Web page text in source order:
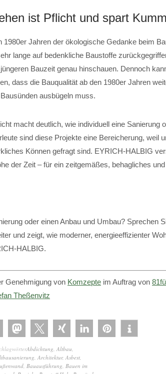
ist Pflicht und spart
1980er Jahren der ökologische Gedanke beim
lange auf bedenkliche Baustoffe
Bauzeit genau hinschauen. Dennoch
dass die Bauqualität ab den 1980er Jahren
ausbügeln muss.
macht deutlich, wie individuell eine Sanierung
sind diese Projekte eine Bereicherung, weil
Können gefragt sind. EYRICH-HALBIG
der Zeit – für ein zeitgemäßes, behagliches
oder einen Anbau und Umbau? Sprechen
und zeigt, wie moderner, energieeffizienter
HALBIG.
Genehmigung von Komzepte im Auftrag von
Theßenvitz
Abdichtung Altbau
Architektur, Asbest
Bauausführung Bauen im